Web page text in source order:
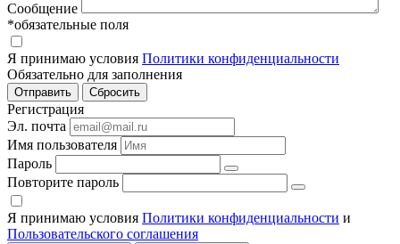
Сообщение
*обязательные поля
Я принимаю условия Политики конфиденциальности
Обязательно для заполнения
Регистрация
Эл. почта
Имя пользователя
Пароль
Повторите пароль
Я принимаю условия Политики конфиденциальности и
Пользовательского соглашения